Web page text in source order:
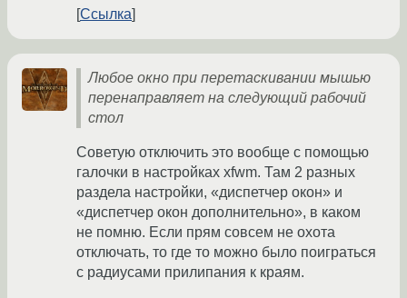
Ссылка
Любое окно при перетаскивании мышью
перенаправляет на следующий рабочий
стол
Советую отключить это вообще с помощью
галочки в настройках xfwm. Там 2 разных
раздела настройки, «диспетчер окон» и
«диспетчер окон дополнительно», в каком
не помню. Если прям совсем не охота
отключать, то где то можно было поиграться
с радиусами прилипания к краям.